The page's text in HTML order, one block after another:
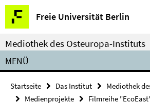
Springe
direkt
zu
Inhalt
Freie Universität Berlin
Service-
Navigation
Mediothek des Osteuropa-Instituts
MENÜ
Startseite Das Institut
Mediothek
Medienprojekte
Filmreihe